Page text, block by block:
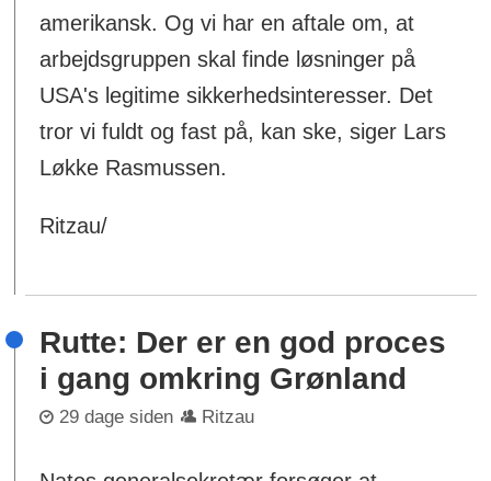
amerikansk. Og vi har en aftale om, at
arbejdsgruppen skal finde løsninger på
USA's legitime sikkerhedsinteresser. Det
tror vi fuldt og fast på, kan ske, siger Lars
Løkke Rasmussen.
Ritzau/
Rutte: Der er en god proces
i gang omkring Grønland
29 dage siden Ritzau